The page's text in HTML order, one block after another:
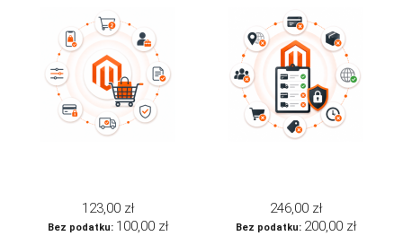
123,00 zł
100,00 zł
246,00 zł
200,00 zł